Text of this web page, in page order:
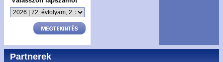
Partnerek